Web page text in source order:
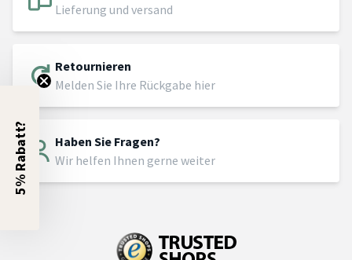
Lieferung und versand
Retournieren
Melden Sie Ihre Rückgabe hier
Haben Sie Fragen?
Wir helfen Ihnen gerne weiter
5% Rabatt?